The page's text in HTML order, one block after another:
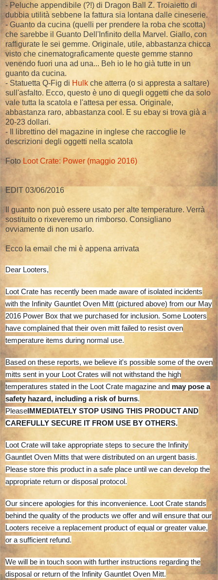
- Peluche appendibile (?!) di Dragon Ball Z. Troiaietto di
dubbia utilità sebbene la fattura sia lontana dalle cineserie.
- Guanto da cucina (quelli per prendere la roba che scotta)
che sarebbe il Guanto Dell'Infinito della Marvel. Giallo, con
raffigurate le sei gemme. Originale, utile, abbastanza chicca
visto che cinematograficamente queste gemme stanno
venendo fuori una ad una... Beh io le ho già tutte in un
guanto da cucina.
- Statuetta Q-Fig di Hulk che atterra (o si appresta a saltare)
sull'asfalto. Ecco, questo è uno di quegli oggetti che da solo
vale tutta la scatola e l'attesa per essa. Originale,
abbastanza raro, abbastanza cool. E su ebay si trova già a
20-23 dollari.
- Il librettino del magazine in inglese che raccoglie le
descrizioni degli oggetti nella scatola
Foto Loot Crate: Power (maggio 2016)
EDIT 03/06/2016
Il guanto non può essere usato per alte temperature. Verrà
sostituito o rixeveremo un rimborso. Consigliano
ovviamente di non usarlo.
Ecco la email che mi è appena arrivata
Dear Looters,
Loot Crate has recently been made aware of isolated incidents
with the Infinity Gauntlet Oven Mitt (pictured above) from our May
2016 Power Box that we purchased for inclusion. Some Looters
have complained that their oven mitt failed to resist oven
temperature items during normal use.
Based on these reports, we believe it's possible some of the oven
mitts sent in your Loot Crates will not withstand the high
temperatures stated in the Loot Crate magazine and may pose a
safety hazard, including a risk of burns.
PleaseIMMEDIATELY STOP USING THIS PRODUCT AND
CAREFULLY SECURE IT FROM USE BY OTHERS.
Loot Crate will take appropriate steps to secure the Infinity
Gauntlet Oven Mitts that were distributed on an urgent basis.
Please store this product in a safe place until we can develop the
appropriate return or disposal protocol.
Our sincere apologies for this inconvenience. Loot Crate stands
behind the quality of the products we offer and will ensure that our
Looters receive a replacement product of equal or greater value,
or a sufficient refund.
We will be in touch soon with further instructions regarding the
disposal or return of the Infinity Gauntlet Oven Mitt.